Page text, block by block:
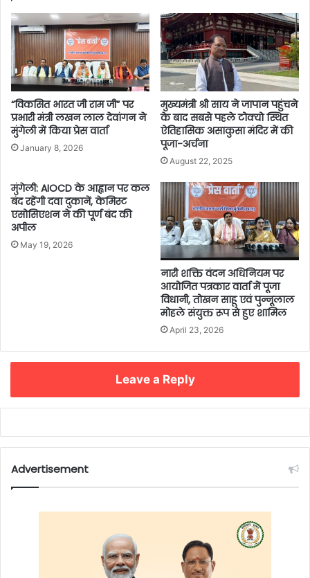
“विकसित भारत जी राम जी” पर
प्रभारी मंत्री लखन लाल देवांगन ने
मुंगेली में किया प्रेस वार्ता
January 8, 2026
मुख्यमंत्री श्री साय ने जापान पहुंचने
के बाद सबसे पहले टोक्यो स्थित
ऐतिहासिक असाकुसा मंदिर में की
पूजा-अर्चना
August 22, 2025
मुंगेली: AIOCD के आह्वान पर कल
बंद रहेंगी दवा दुकानें, केमिस्ट
एसोसिएशन ने की पूर्ण बंद की
अपील
May 19, 2026
नारी शक्ति वंदन अधिनियम पर
आयोजित पत्रकार वार्ता में पूजा
विधानी, तोखन साहू एवं पुन्नूलाल
मोहले संयुक्त रूप से हुए शामिल
April 23, 2026
Leave a Reply
Advertisement